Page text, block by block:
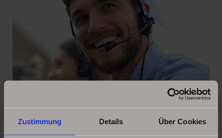
Zustimmung Details Über Cookies